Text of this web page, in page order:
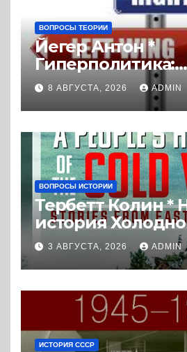
ВОПРОСЫ ТЕОРИИ
Йегер Антон *
Гиперполитика:
Экстремальная
политизация без
политических
последствий
Реферат книги
8 АВГУСТА, 2026 ADMIN
ВОПРОСЫ ИСТОРИИ
Тербетт Колин *
история
истории с
(2023) * Реферат
3 АВГУСТА, 2026 ADMIN
ИСТОРИЯ СССР